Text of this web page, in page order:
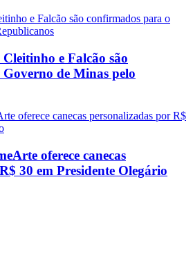
e Falcão são
de Minas pelo
oferece canecas
30 em Presidente Olegário